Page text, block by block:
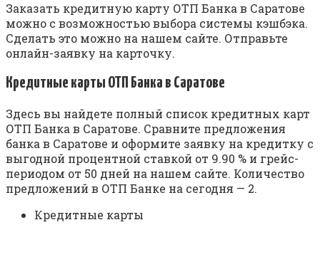
Заказать кредитную карту ОТП Банка в Саратове
можно с возможностью выбора системы кэшбэка.
Сделать это можно на нашем сайте. Отправьте
онлайн-заявку на карточку.
Кредитные карты ОТП Банка в Саратове
Здесь вы найдете полный список кредитных карт
ОТП Банка в Саратове. Сравните предложения
банка в Саратове и оформите заявку на кредитку с
выгодной процентной ставкой от 9.90 % и грейс-
периодом от 50 дней на нашем сайте. Количество
предложений в ОТП Банке на сегодня — 2.
Кредитные карты